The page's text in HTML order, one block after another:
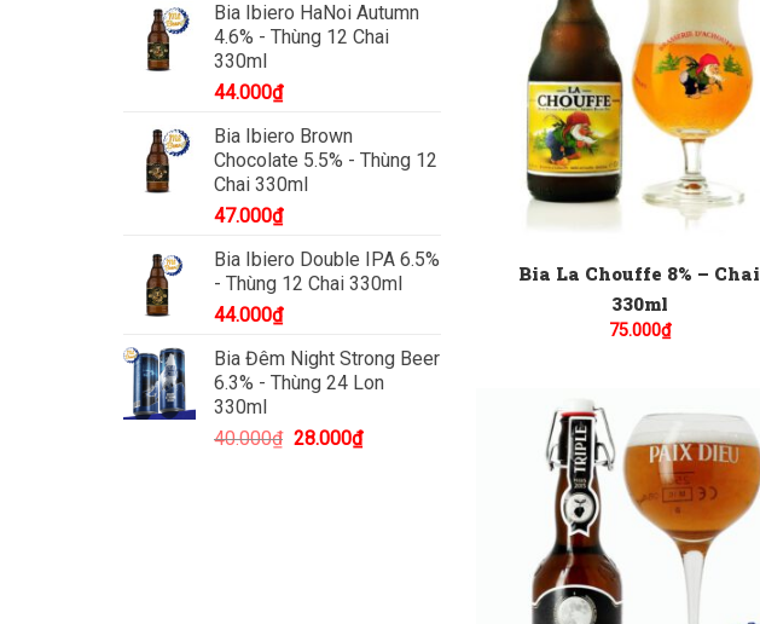
Bia Ibiero HaNoi Autumn
4.6% - Thùng 12 Chai
330ml
44.000₫
Bia Ibiero Brown
Chocolate 5.5% - Thùng 12
Chai 330ml
47.000₫
Bia Ibiero Double IPA 6.5%
- Thùng 12 Chai 330ml
44.000₫
Bia Đêm Night Strong Beer
6.3% - Thùng 24 Lon
330ml
40.000₫ Giá
28.000₫Giá
Bia La Chouffe 8% – Chai
330ml
75.000₫